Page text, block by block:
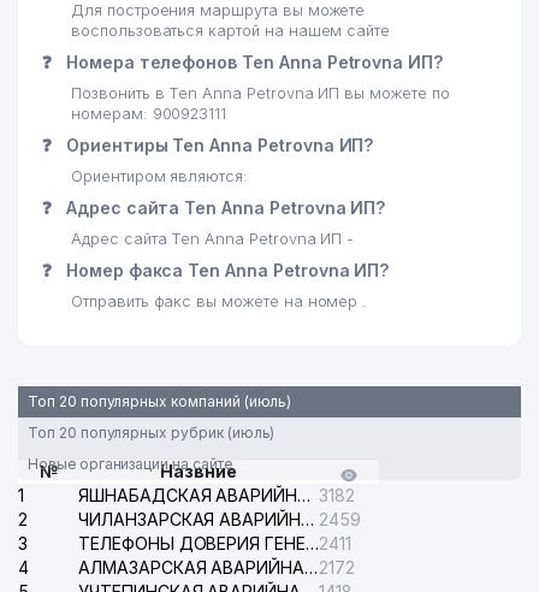
Для построения маршрута вы можете
воспользоваться картой на нашем сайте
❓ Номера телефонов Ten Anna Petrovna ИП?
Позвонить в Ten Anna Petrovna ИП вы можете по
номерам: 900923111
❓ Ориентиры Ten Anna Petrovna ИП?
Ориентиром являются:
❓ Адрес сайта Ten Anna Petrovna ИП?
Адрес сайта Ten Anna Petrovna ИП -
❓ Номер факса Ten Anna Petrovna ИП?
Отправить факс вы можете на номер .
Топ 20 популярных компаний (июль)
Топ 20 популярных рубрик (июль)
Новые организации на сайте
№
Назвние
1
ЯШНАБАДСКАЯ АВАРИЙНАЯ СЛУЖБА ЭЛЕКТРОСЕТИ 3182
2
ЧИЛАНЗАРСКАЯ АВАРИЙНАЯ СЛУЖБА ЭЛЕКТРОСЕТИ 2459
3
ТЕЛЕФОНЫ ДОВЕРИЯ ГЕНЕРАЛЬНОЙ ПРОКУРАТУРЫ РЕСПУБЛИКИ УЗБЕКИСТАН2411
4
АЛМАЗАРСКАЯ АВАРИЙНАЯ СЛУЖБА ЭЛЕКТРОСЕТИ2172